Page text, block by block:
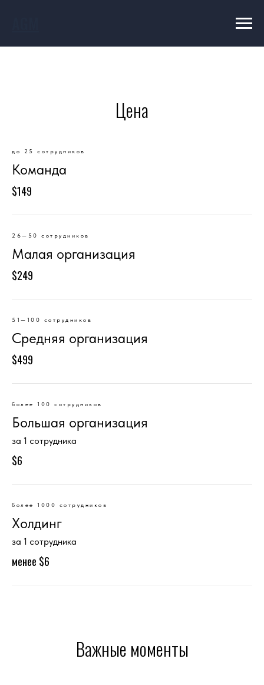
Цена
до 25 сотрудников
Команда
$149
26—50 сотрудников
Малая организация
$249
51—100 сотрудников
Средняя организация
$499
более 100 сотрудников
Большая организация
за 1 сотрудника
$6
более 1000 сотрудников
Холдинг
за 1 сотрудника
менее $6
Важные моменты